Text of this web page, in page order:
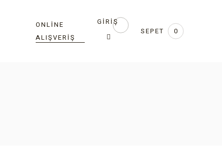
ONLINE
ALIŞVERIŞ
GIRIŞ
SEPET
0